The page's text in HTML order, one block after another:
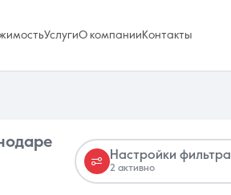
УслугиО компании Контакты
Настройки фильтра
2 активно